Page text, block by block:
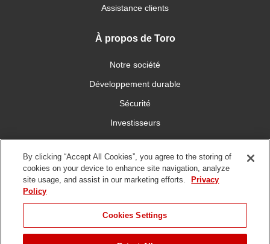
Assistance clients
À propos de Toro
Notre société
Développement durable
Sécurité
Investisseurs
Carrières
Connectez-vous avec nous
By clicking “Accept All Cookies”, you agree to the storing of
cookies on your device to enhance site navigation, analyze
site usage, and assist in our marketing efforts.
Privacy
Policy
Cookies Settings